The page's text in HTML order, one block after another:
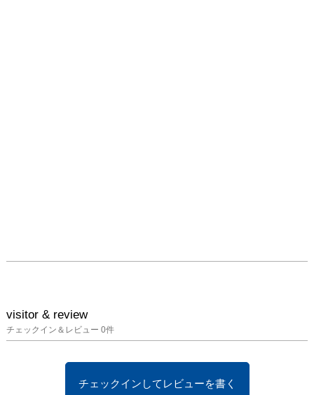
visitor & review
チェックイン＆レビュー 0件
チェックインしてレビューを書く